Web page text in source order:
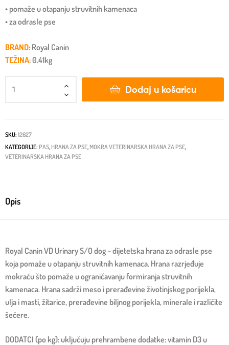
• pomaže u otapanju struvitnih kamenaca
• za odrasle pse
BRAND: Royal Canin
TEŽINA: 0.41kg
Dodaj u košaricu
SKU: 12627
KATEGORIJE: PAS, HRANA ZA PSE, MOKRA VETERINARSKA HRANA ZA PSE,
VETERINARSKA HRANA ZA PSE
Opis
Royal Canin VD Urinary S/O dog – dijetetska hrana za odrasle pse
koja pomaže u otapanju struvitnih kamenaca. Hrana razrjeđuje
mokraću što pomaže u ograničavanju formiranja struvitnih
kamenaca. Hrana sadrži meso i prerađevine životinjskog porijekla,
ulja i masti, žitarice, prerađevine biljnog porijekla, minerale i različite
šećere.
DODATCI (po kg): uključuju prehrambene dodatke: vitamin D3 u